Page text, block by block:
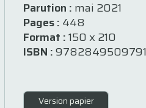
Version papier
Parution : mai 2021
Pages : 448
Format :150 x 210
ISBN :9782849509791